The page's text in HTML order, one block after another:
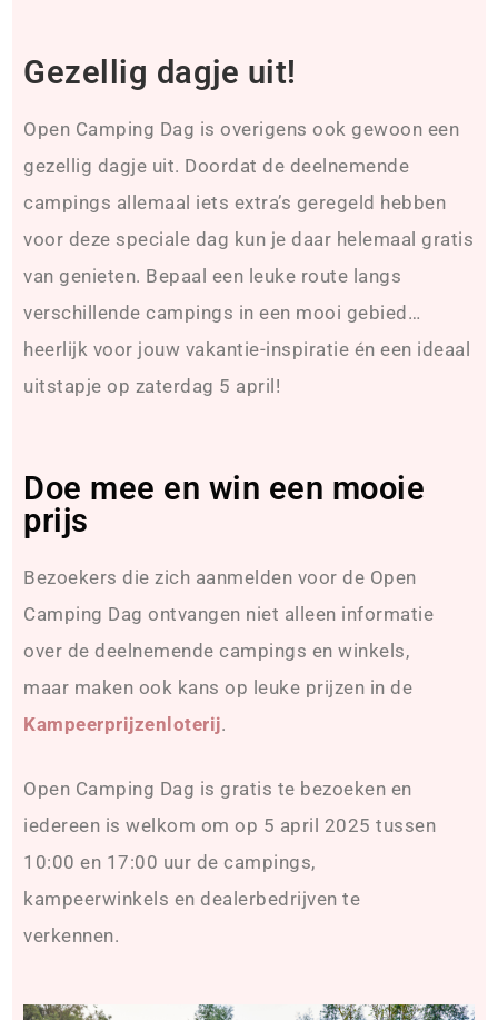
Gezellig dagje uit!
Open Camping Dag is overigens ook gewoon een
gezellig dagje uit. Doordat de deelnemende
campings allemaal iets extra’s geregeld hebben
voor deze speciale dag kun je daar helemaal gratis
van genieten. Bepaal een leuke route langs
verschillende campings in een mooi gebied…
heerlijk voor jouw vakantie-inspiratie én een ideaal
uitstapje op zaterdag 5 april!
Doe mee en win een mooie
prijs
Bezoekers die zich aanmelden voor de Open
Camping Dag ontvangen niet alleen informatie
over de deelnemende campings en winkels,
maar maken ook kans op leuke prijzen in de
Kampeerprijzenloterij.
Open Camping Dag is gratis te bezoeken en
iedereen is welkom om op 5 april 2025 tussen
10:00 en 17:00 uur de campings,
kampeerwinkels en dealerbedrijven te
verkennen.